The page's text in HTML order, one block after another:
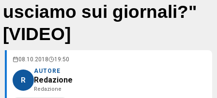
usciamo sui giornali?"
[VIDEO]
08.10.2018 19:50
R
AUTORE
Redazione
Redazione